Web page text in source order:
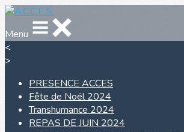
Menu
<
>
PRESENCE ACCES
Fête de Noël 2024
Transhumance 2024
REPAS DE JUIN 2024